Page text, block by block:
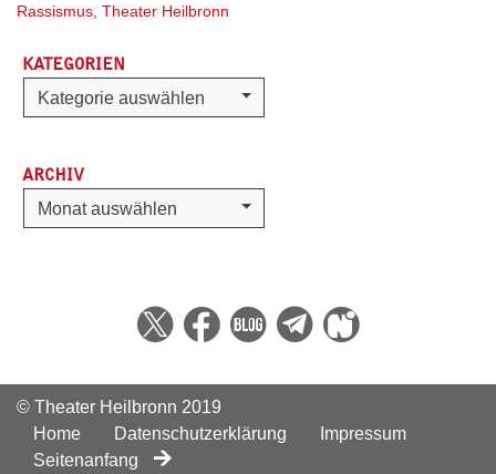
Rassismus Theater Heilbronn
KATEGORIEN
Kategorien
Kategorie auswählen
ARCHIV
Archiv
Monat auswählen
© Theater Heilbronn 2019
Home
Datenschutzerklärung
Impressum
Seitenanfang